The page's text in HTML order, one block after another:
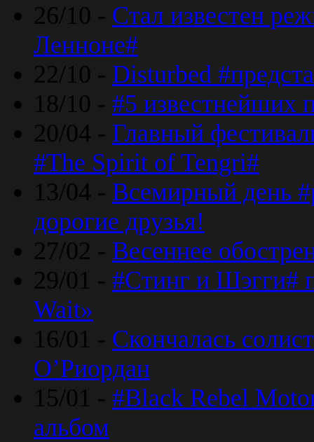
26/10 - Стал известен
Ленноне#
22/10 - Disturbed
18/10 - #5 известнейших
20/04 - Главный
#The Spirit of Tengri#
13/04 - Всемирный день
дорогие друзья!
27/02 - Весеннее
29/01 - #Стинг и Шэгги#
Wait»
16/01 - Скончалась
O’Риордан
15/01 - #Black Rebel
альбом